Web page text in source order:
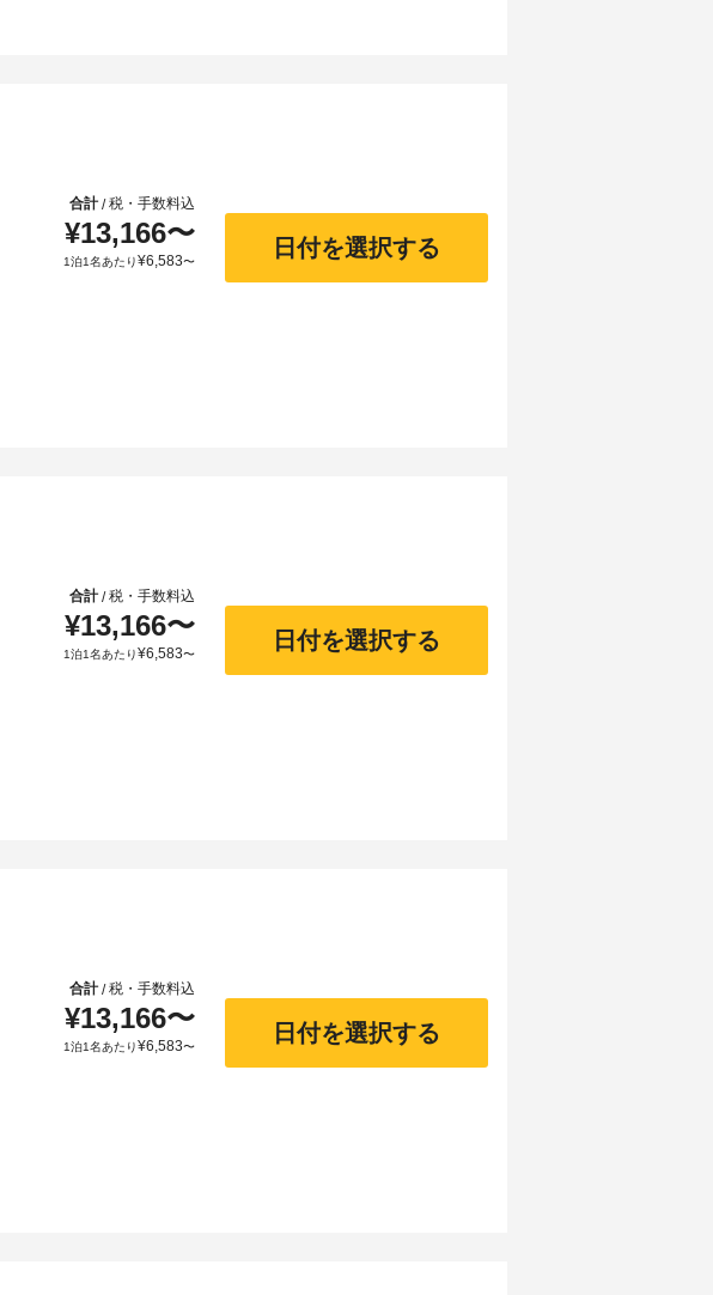
合計/税・手数料込
¥13,166〜
1泊1名あたり¥6,583〜
日付を選択する
合計/税・手数料込
¥13,166〜
1泊1名あたり¥6,583〜
日付を選択する
合計/税・手数料込
¥13,166〜
1泊1名あたり¥6,583〜
日付を選択する